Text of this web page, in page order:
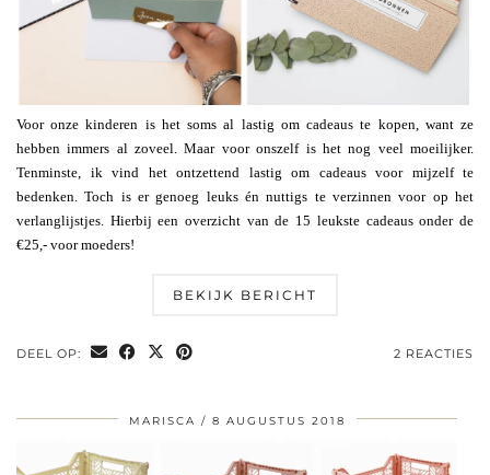
Voor onze kinderen is het soms al lastig om cadeaus te kopen, want ze
hebben immers al zoveel. Maar voor onszelf is het nog veel moeilijker.
Tenminste, ik vind het ontzettend lastig om cadeaus voor mijzelf te
bedenken. Toch is er genoeg leuks én nuttigs te verzinnen voor op het
verlanglijstjes. Hierbij een overzicht van de 15 leukste cadeaus onder de
€25,- voor moeders!
BEKIJK BERICHT
DEEL OP: 2 REACTIES
MARISCA 8 AUGUSTUS 2018